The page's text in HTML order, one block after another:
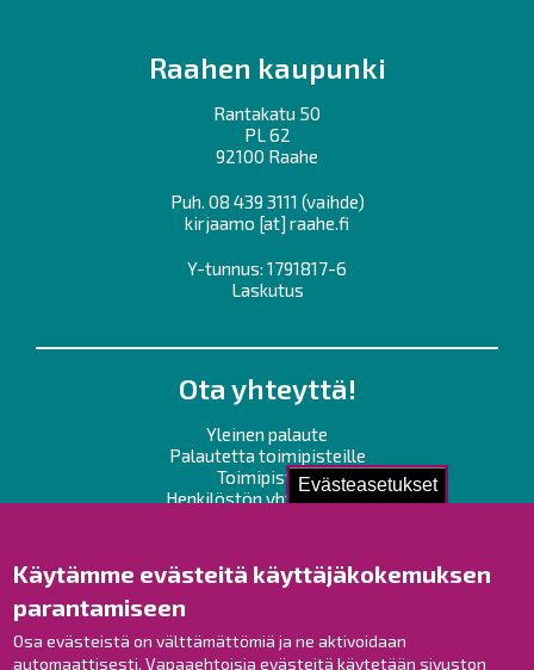
Evästeasetukset
Käytämme evästeitä käyttäjäkokemuksen
parantamiseen
Osa evästeistä on välttämättömiä ja ne aktivoidaan
automaattisesti. Vapaaehtoisia evästeitä käytetään sivuston
Raahen kaupunki
Rantakatu 50
PL 62
92100 Raahe
Puh. 08 439 3111 (vaihde)
kirjaamo [at] raahe.fi
Y-tunnus: 1791817-6
Laskutus
Ota yhteyttä!
Yleinen palaute
Palautetta toimipisteille
Toimipisteet
Henkilöstön yhteystiedot
Raahe Facebookissa
Raahe Instagramissa
Raahe LinkedInissä